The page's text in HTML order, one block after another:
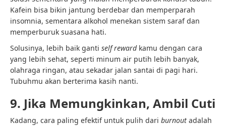
Kafein bisa bikin jantung berdebar dan memperparah
insomnia, sementara alkohol menekan sistem saraf dan
memperburuk suasana hati.
Solusinya, lebih baik ganti self reward kamu dengan cara
yang lebih sehat, seperti minum air putih lebih banyak,
olahraga ringan, atau sekadar jalan santai di pagi hari.
Tubuhmu akan berterima kasih nanti.
9. Jika Memungkinkan, Ambil Cuti
Kadang, cara paling efektif untuk pulih dari burnout adalah